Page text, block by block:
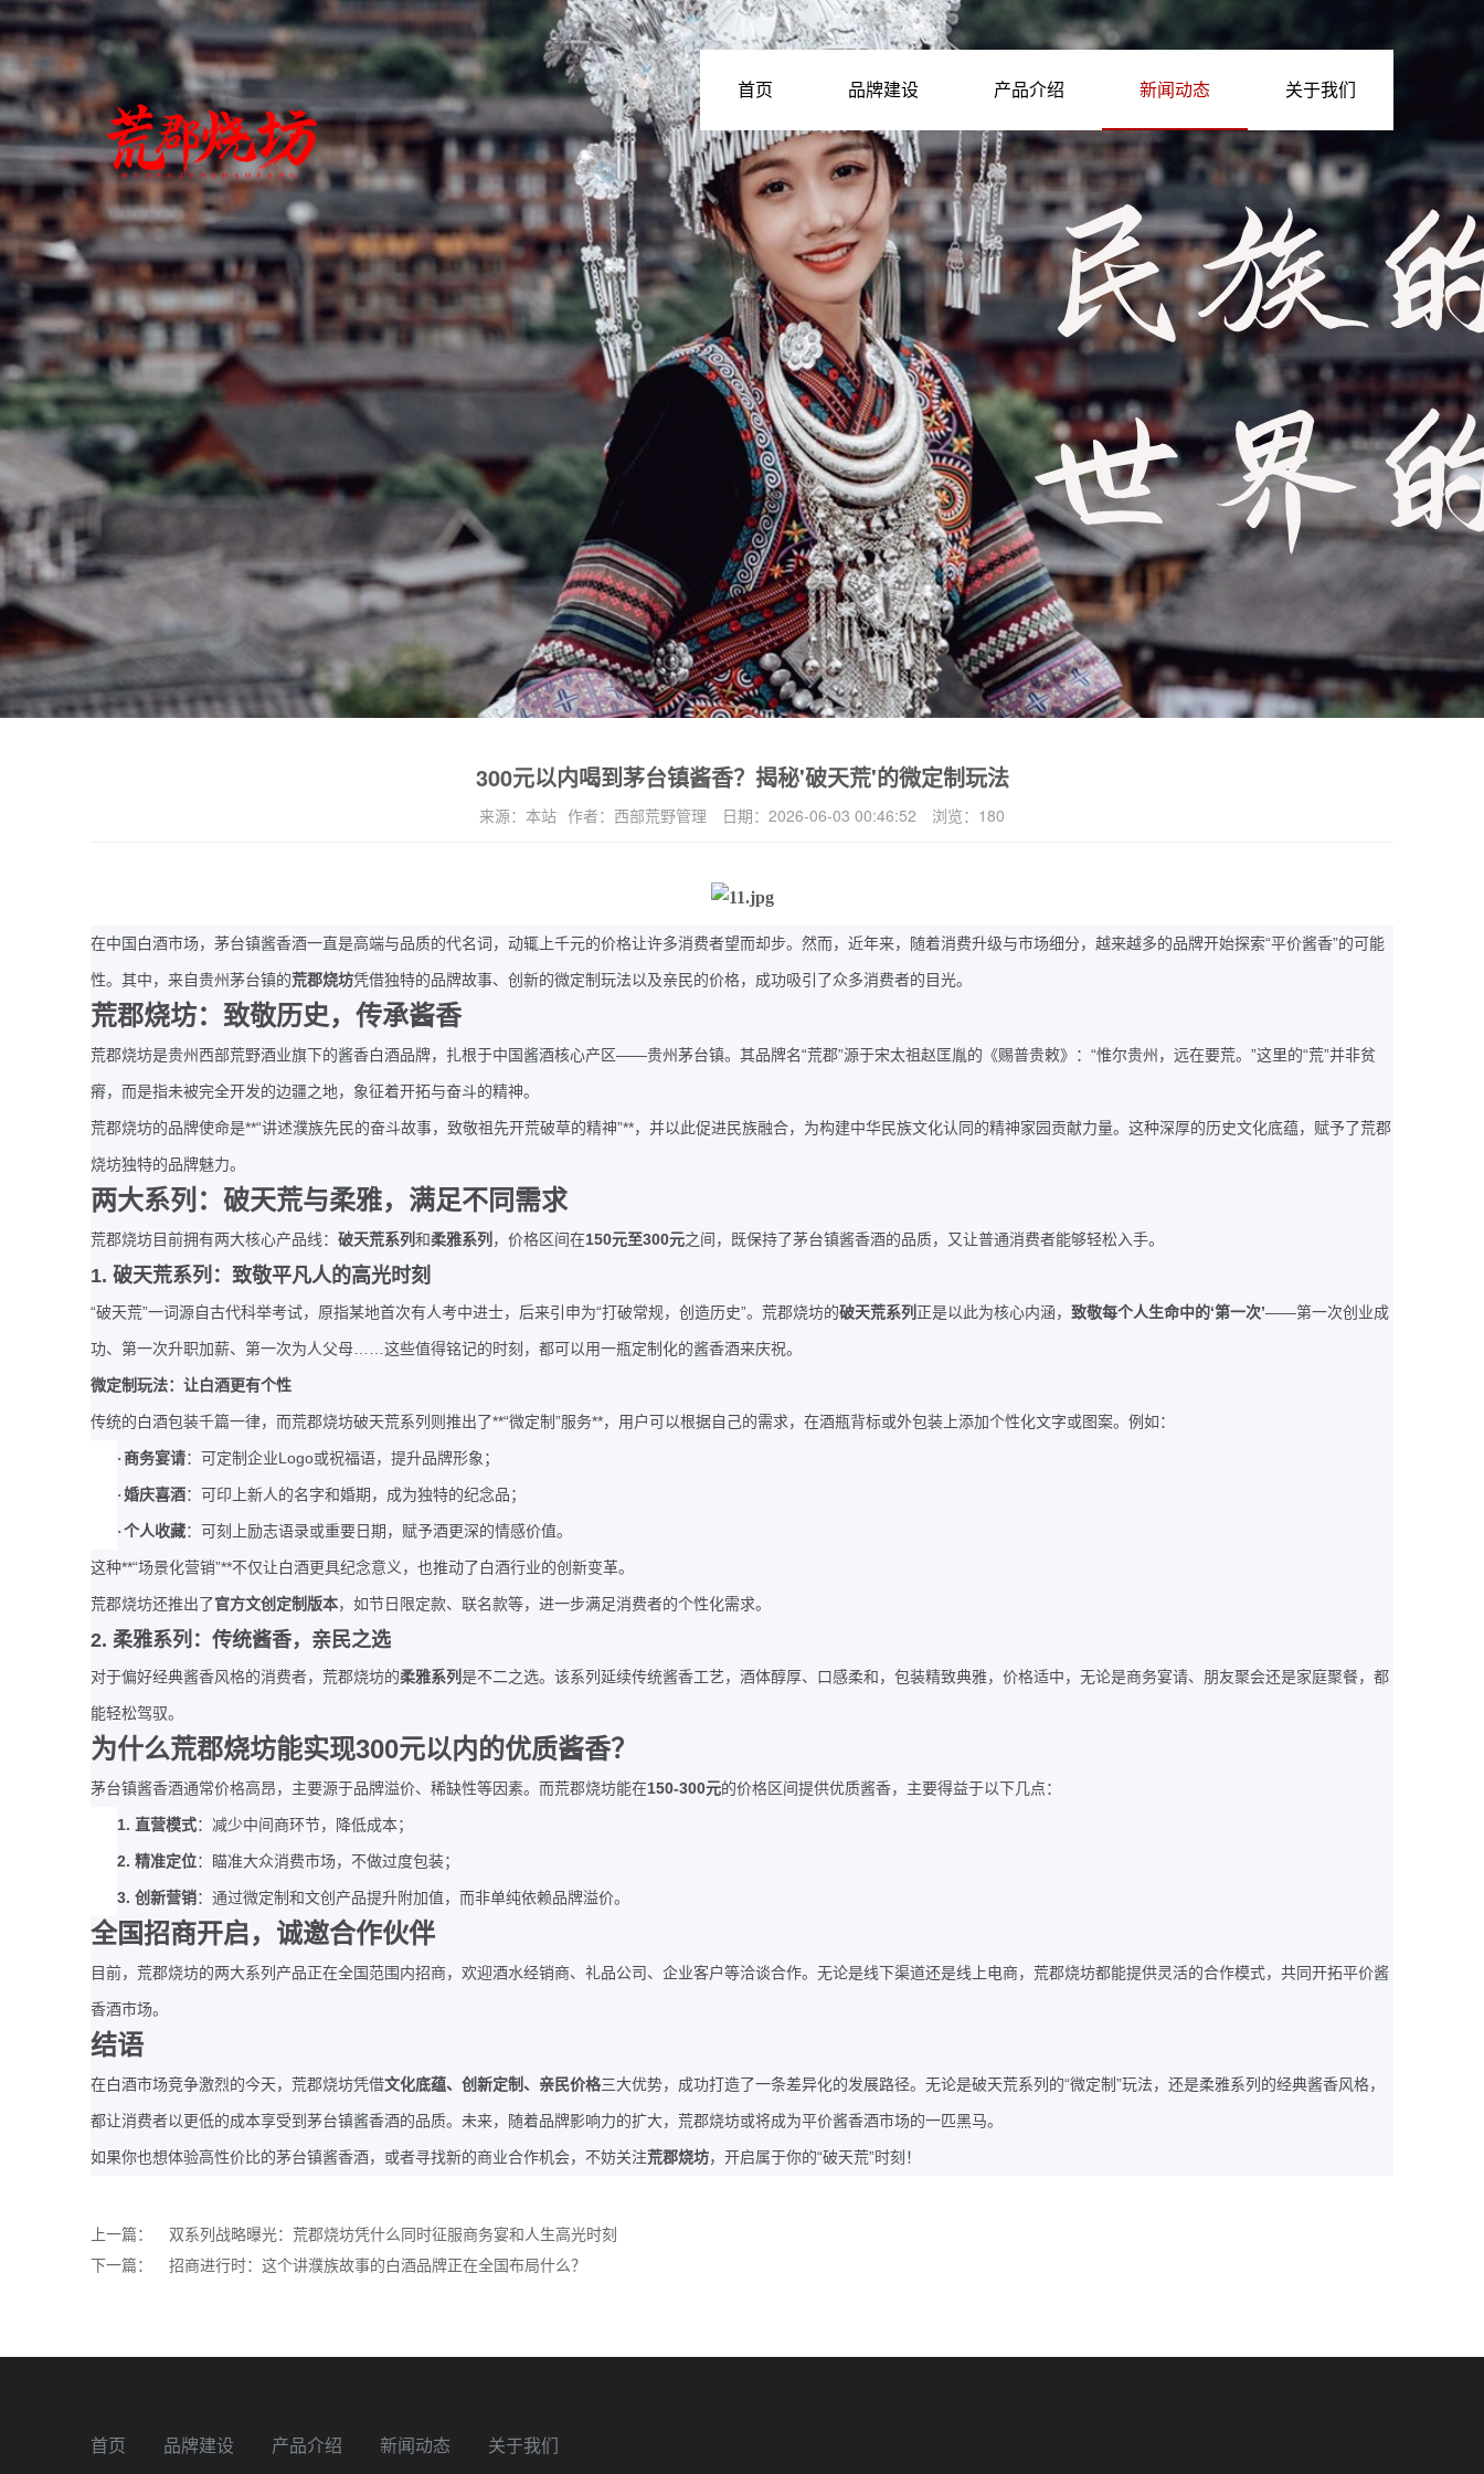
首页 品牌建设 产品介绍 新闻动态 关于我们
300元以内喝到茅台镇酱香？揭秘'破天荒'的微定制玩法
来源： 本站 作者： 西部荒野管理 日期： 2026-06-03 00:46:52 浏览： 180
在中国白酒市场，茅台镇酱香酒一直是高端与品质的代名词，动辄上千元的价格让许多消费者望而却步。然而，近年来，随着消费升级与市场细分，越来越多的品牌开始探索“平价酱香”的可能
性。其中，来自贵州茅台镇的荒郡烧坊凭借独特的品牌故事、创新的微定制玩法以及亲民的价格，成功吸引了众多消费者的目光。
荒郡烧坊：致敬历史，传承酱香
荒郡烧坊是贵州西部荒野酒业旗下的酱香白酒品牌，扎根于中国酱酒核心产区——贵州茅台镇。其品牌名“荒郡”源于宋太祖赵匡胤的《赐普贵敕》： “惟尔贵州，远在要荒。 ”这里的“荒”并非贫
瘠，而是指未被完全开发的边疆之地，象征着开拓与奋斗的精神。
荒郡烧坊的品牌使命是**“讲述濮族先民的奋斗故事，致敬祖先开荒破草的精神”**，并以此促进民族融合，为构建中华民族文化认同的精神家园贡献力量。这种深厚的历史文化底蕴，赋予了荒郡
烧坊独特的品牌魅力。
两大系列：破天荒与柔雅，满足不同需求
荒郡烧坊目前拥有两大核心产品线： 破天荒系列 和柔雅系列 ，价格区间在150元至300元之间，既保持了茅台镇酱香酒的品质，又让普通消费者能够轻松入手。
1. 破天荒系列：致敬平凡人的高光时刻
“破天荒”一词源自古代科举考试，原指某地首次有人考中进士，后来引申为“打破常规，创造历史”。荒郡烧坊的破天荒系列 正是以此为核心内涵， 致敬每个人生命中的‘第一次’——第一次创业成
功、第一次升职加薪、第一次为人父母 这些值得铭记的时刻，都可以用一瓶定制化的酱香酒来庆祝。
微定制玩法：让白酒更有个性
传统的白酒包装千篇一律，而荒郡烧坊破天荒系列则推出了**“微定制 ”服务**，用户可以根据自己的需求，在酒瓶背标或外包装上添加个性化文字或图案。例如：
· 商务宴请：可定制企业Logo或祝福语，提升品牌形象；
· 婚庆喜酒：可印上新人的名字和婚期，成为独特的纪念品；
· 个人收藏：可刻上励志语录或重要日期，赋予酒更深的情感价值。
这种**“场景化营销”**不仅让白酒更具纪念意义，也推动了白酒行业的创新变革。
荒郡烧坊还推出了 官方文创定制版本，如节日限定款、联名款等，进一步满足消费者的个性化需求。
2. 柔雅系列：传统酱香，亲民之选
对于偏好经典酱香风格的消费者，荒郡烧坊的柔雅系列 是不二之选。该系列延续传统酱香工艺，酒体醇厚、口感柔和，包装精致典雅，价格适中，无论是商务宴请、朋友聚会还是家庭聚餐，都
能轻松驾驭。
为什么荒郡烧坊能实现300元以内的优质酱香？
茅台镇酱香酒通常价格高昂，主要源于品牌溢价、稀缺性等因素。而荒郡烧坊能在150-300元的价格区间提供优质酱香，主要得益于以下几点：
1. 直营模式：减少中间商环节，降低成本；
2. 精准定位：瞄准大众消费市场，不做过度包装；
3. 创新营销：通过微定制和文创产品提升附加值，而非单纯依赖品牌溢价。
全国招商开启，诚邀合作伙伴
目前，荒郡烧坊的两大系列产品正在全国范围内招商，欢迎酒水经销商、礼品公司、企业客户等洽谈合作。无论是线下渠道还是线上电商，荒郡烧坊都能提供灵活的合作模式，共同开拓平价酱
香酒市场。
结语
在白酒市场竞争激烈的今天，荒郡烧坊凭借文化底蕴、创新定制、亲民价格三大优势，成功打造了一条差异化的发展路径。无论是破天荒系列的“微定制 ”玩法，还是柔雅系列的经典酱香风格，
都让消费者以更低的成本享受到茅台镇酱香酒的品质。未来，随着品牌影响力的扩大，荒郡烧坊或将成为平价酱香酒市场的一匹黑马。
如果你也想体验高性价比的茅台镇酱香酒，或者寻找新的商业合作机会，不妨关注荒郡烧坊，开启属于你的“破天荒”时刻！
上一篇：
双系列战略曝光：荒郡烧坊凭什么同时征服商务宴和人生高光时刻
下一篇：
招商进行时：这个讲濮族故事的白酒品牌正在全国布局什么？
首页 品牌建设 产品介绍 新闻动态 关于我们